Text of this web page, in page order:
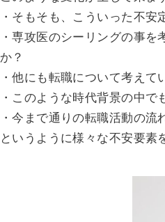
・そもそも、こういった不安
・専攻医のシーリングの事
か？
・他にも転職について考えて
・このような時代背景の中
・今まで通りの転職活動の流
というように様々な不安要素